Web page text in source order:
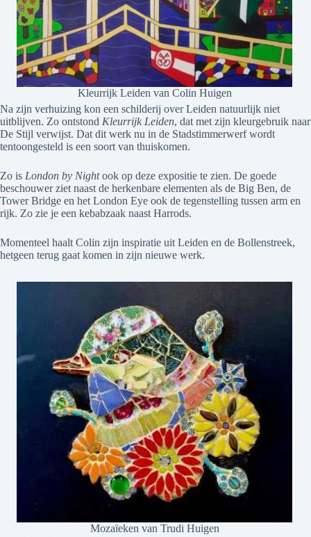
Kleurrijk Leiden van Colin Huigen
Na zijn verhuizing kon een schilderij over Leiden natuurlijk niet
uitblijven. Zo ontstond Kleurrijk Leiden, dat met zijn kleurgebruik naar
De Stijl verwijst. Dat dit werk nu in de Stadstimmerwerf wordt
tentoongesteld is een soort van thuiskomen.
Zo is London by Nightook op deze expositie te zien. De goede
beschouwer ziet naast de herkenbare elementen als de Big Ben, de
Tower Bridge en het London Eye ook de tegenstelling tussen arm en
rijk. Zo zie je een kebabzaak naast Harrods.
Momenteel haalt Colin zijn inspiratie uit Leiden en de Bollenstreek,
hetgeen terug gaat komen in zijn nieuwe werk.
Mozaïeken van Trudi Huigen